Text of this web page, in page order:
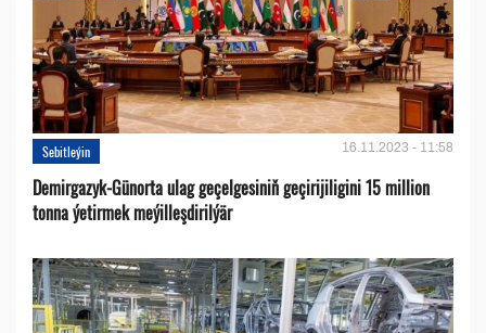
Sebitleýin 16.11.2023 - 11:58
Demirgazyk-Günorta ulag geçelgesiniň geçirijiligini 15 million
tonna ýetirmek meýilleşdirilýär